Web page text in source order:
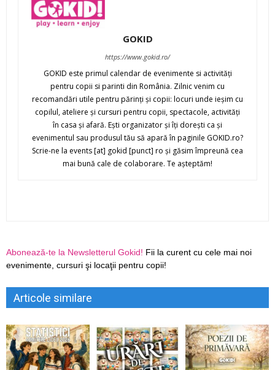
GOKID
https://www.gokid.ro/
GOKID este primul calendar de evenimente si activităţi
pentru copii si parinti din România. Zilnic venim cu
recomandări utile pentru părinţi şi copii: locuri unde ieşim cu
copilul, ateliere şi cursuri pentru copii, spectacole, activităţi
în casa şi afară. Eşti organizator şi îţi doreşti ca şi
evenimentul sau produsul tău să apară în paginile GOKID.ro?
Scrie-ne la events [at] gokid [punct] ro şi găsim împreună cea
mai bună cale de colaborare. Te aşteptăm!
Abonează-te la Newsletterul Gokid! Fii la curent cu cele mai noi
evenimente, cursuri şi locaţii pentru copii!
Articole similare